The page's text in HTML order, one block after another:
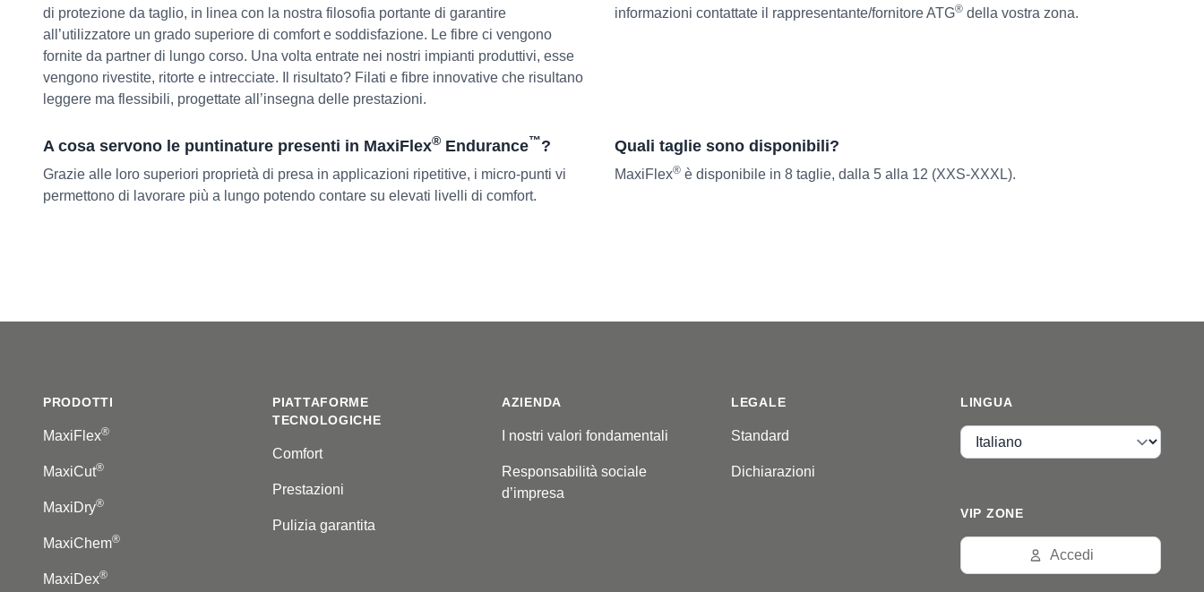
di protezione da taglio, in linea con la nostra filosofia portante di garantire
all’utilizzatore un grado superiore di comfort e soddisfazione. Le fibre ci vengono
fornite da partner di lungo corso. Una volta entrate nei nostri impianti produttivi, esse
vengono rivestite, ritorte e intrecciate. Il risultato? Filati e fibre innovative che risultano
leggere ma flessibili, progettate all’insegna delle prestazioni.
informazioni contattate il rappresentante/fornitore ATG® della vostra zona.
A cosa servono le puntinature presenti in MaxiFlex® Endurance™?
Grazie alle loro superiori proprietà di presa in applicazioni ripetitive, i micro-punti vi
permettono di lavorare più a lungo potendo contare su elevati livelli di comfort.
Quali taglie sono disponibili?
MaxiFlex® è disponibile in 8 taglie, dalla 5 alla 12 (XXS-XXXL).
PRODOTTI
MaxiFlex®
MaxiCut®
MaxiDry®
MaxiChem®
MaxiDex®
PIATTAFORME
TECNOLOGICHE
Comfort
Prestazioni
Pulizia garantita
AZIENDA
I nostri valori fondamentali
Responsabilità sociale
d’impresa
LEGALE
Standard
Dichiarazioni
LINGUA
Lingua
VIP ZONE
Accedi